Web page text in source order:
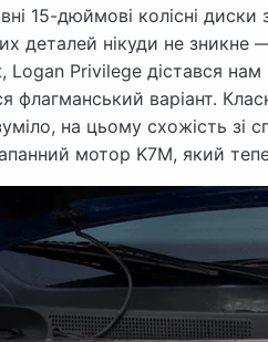
15-дюймові колісні
деталей нікуди не зникне
Logan Privilege дістався
флагманський варіант.
на цьому схожість зі
мотор K7M, який